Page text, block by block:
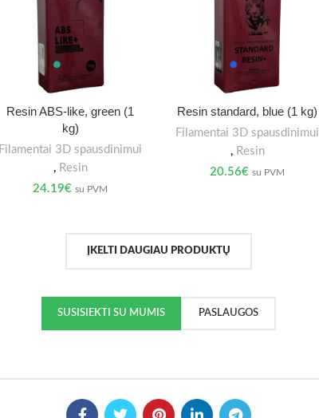
Resin ABS-like, green (1
kg)
Filamentai 3D spausdinimui
, Resin
24.19€ su PVM
Resin standard, blue (1 kg)
Filamentai 3D spausdinimui
, Resin
20.56€ su PVM
ĮKELTI DAUGIAU PRODUKTŲ
SUSISIEKTI SU MUMIS PASLAUGOS